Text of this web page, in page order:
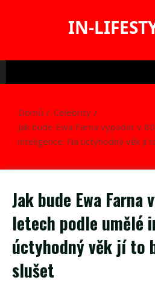
IN-
Domů
Celebrity
Jak bude Ewa Farna vypadat v
inteligence: Na úctyhodný věk jí
Jak bude Ewa Farna
letech podle umělé
úctyhodný věk jí to
slušet